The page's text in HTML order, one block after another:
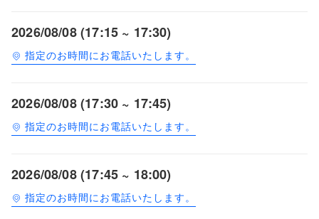
2026/08/08 (17:15 ~ 17:30)
指定のお時間にお電話いたします。
2026/08/08 (17:30 ~ 17:45)
指定のお時間にお電話いたします。
2026/08/08 (17:45 ~ 18:00)
指定のお時間にお電話いたします。